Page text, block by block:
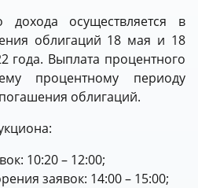
дохода осуществляется в
облигаций 18 мая и 18
года. Выплата процентного
процентному периоду
облигаций.
10:20 – 12:00;
заявок: 14:00 – 15:00;